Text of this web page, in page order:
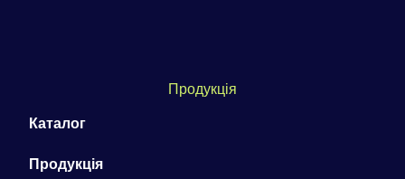
Продукція
Каталог
Продукція